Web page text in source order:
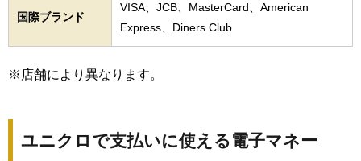
国際ブランド
VISA、JCB、MasterCard、American
Express、Diners Club
※店舗により異なります。
ユニクロで支払いに使える電子マネー